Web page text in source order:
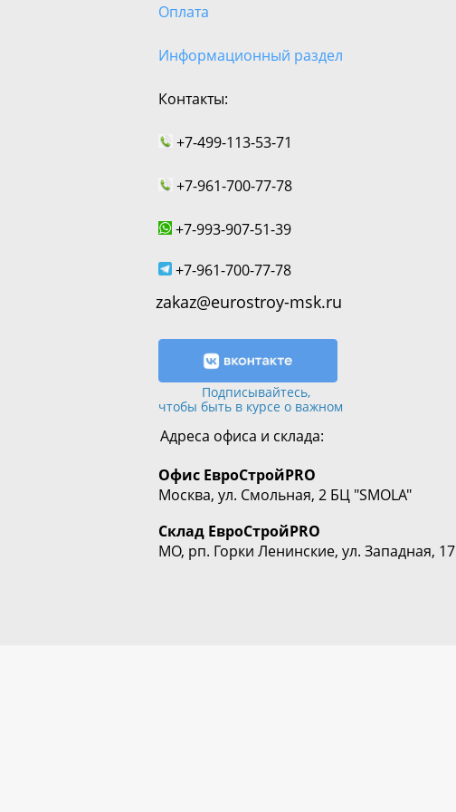
Оплата
Информационный раздел
Контакты:
+7-499-113-53-71
+7-961-700-77-78
+7-993-907-51-39
+7-961-700-77-78
zakaz@eurostroy-msk.ru
Подписывайтесь,
чтобы быть в курсе о важном
Адреса офиса и склада:
Офис ЕвроСтройPRO
Москва, ул. Смольная, 2 БЦ "SMOLA"
Склад ЕвроСтройPRO
МО, рп. Горки Ленинские, ул. Западная, 17